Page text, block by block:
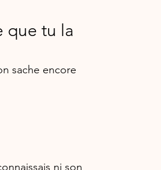
que tu la
sache encore
ni son